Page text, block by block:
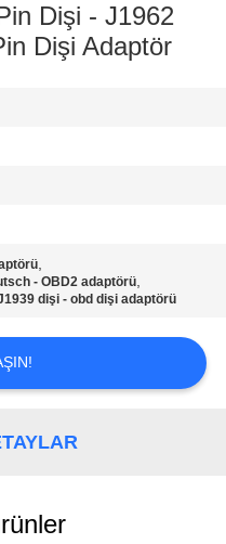
Dişi - J1962
Dişi Adaptör
,
- OBD2 adaptörü,
dişi - obd dişi adaptörü